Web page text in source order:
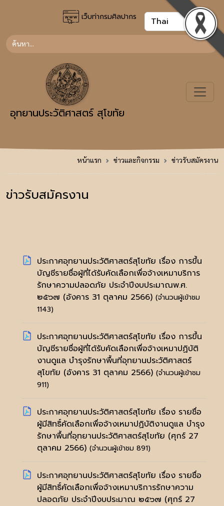
เว็บท่ากรมศิลปากร
อุทยานประวัติศาสตร์ สุโขทัย
หน้าแรก ข่าวและกิจกรรม ข่าวรับสมัครงาน
ข่าวรับสมัครงาน
ประกาศอุทยานประวัติศาสตร์สุโขทัย เรื่อง การขึ้น
บัญชีรายชื่อผู้ที่ได้รับคัดเลือกเพื่อจ้างเหมาบริการ
รักษาความปลอดภัย ประจำปีงบประมาณพ.ศ.
๒๕๖๗ (อังคาร 31 ตุลาคม 2566) (จำนวนผู้เข้าชม
1143)
ประกาศอุทยานประวัติศาสตร์สุโขทัย เรื่อง การขึ้น
บัญชีรายชื่อผู้ที่ได้รับคัดเลือกเพื่อจ้างเหมาปฏิบัติ
งานดูแล บำรุงรักษาพื้นที่อุทยานประวัติศาสตร์
สุโขทัย (อังคาร 31 ตุลาคม 2566) (จำนวนผู้เข้าชม
911)
ประกาศอุทยานประวัติศาสตร์สุโขทัย เรื่อง รายชื่อ
ผู้มีสิทธิ์คัดเลือกเพื่อจ้างเหมาปฏิบัติงานดูแล บำรุง
รักษาพื้นที่อุทยานประวัติศาสตร์สุโขทัย (ศุกร์ 27
ตุลาคม 2566) (จำนวนผู้เข้าชม 891)
ประกาศอุทยานประวัติศาสตร์สุโขทัย เรื่อง รายชื่อ
ผู้มีสิทธิ์คัดเลือกเพื่อจ้างเหมาบริการรักษาความ
ปลอดภัย ประจำปีงบประมาณ ๒๕๖๗ (ศุกร์ 27